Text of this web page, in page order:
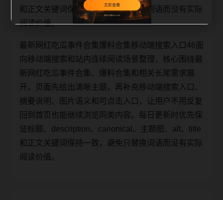
和正文关键词保持一致，避免只替换词语而没有实际
阅读价值。
最新网红吃瓜事件合集爆料合集移动端搜索入口46面
向移动端搜索和站内连续阅读场景整理，核心围绕最
新网红吃瓜事件合集、爆料合集和相关长尾需求展
开。页面先给出清晰主题，再补充移动端搜索入口、
摘要说明、图片语义和可点击入口，让用户不用反复
回到首页也能继续浏览同类内容。每日更新时优先保
证标题、description、canonical、主题图、alt、title
和正文关键词保持一致，避免只替换词语而没有实际
阅读价值。